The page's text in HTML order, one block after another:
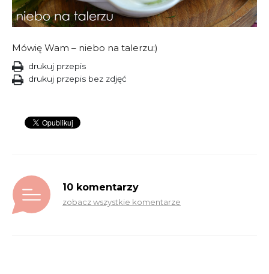
Mówię Wam – niebo na talerzu:)
drukuj przepis
drukuj przepis bez zdjęć
10 komentarzy
zobacz wszystkie komentarze